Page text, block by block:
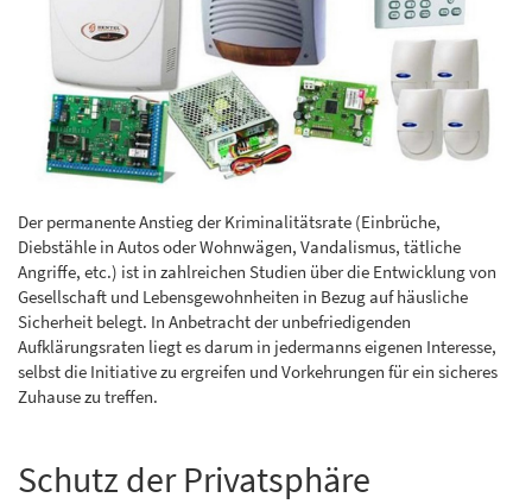
Der permanente Anstieg der Kriminalitätsrate (Einbrüche,
Diebstähle in Autos oder Wohnwägen, Vandalismus, tätliche
Angriffe, etc.) ist in zahlreichen Studien über die Entwicklung von
Gesellschaft und Lebensgewohnheiten in Bezug auf häusliche
Sicherheit belegt. In Anbetracht der unbefriedigenden
Aufklärungsraten liegt es darum in jedermanns eigenen Interesse,
selbst die Initiative zu ergreifen und Vorkehrungen für ein sicheres
Zuhause zu treffen.
Schutz der Privatsphäre